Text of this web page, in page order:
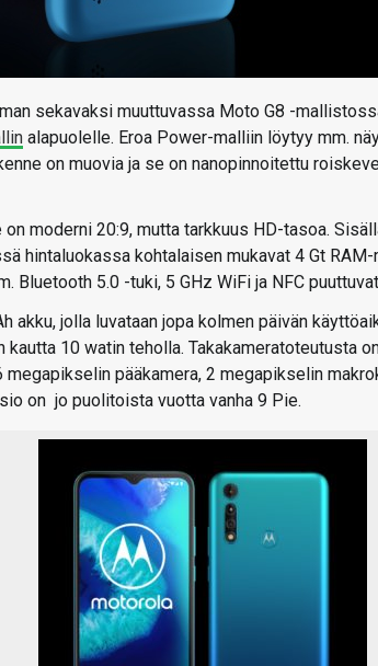
sekavaksi muuttuvassa Moto G8 -
alapuolelle. Eroa Power-malliin löytyy mm.
on muovia ja se on nanopinnoitettu
moderni 20:9, mutta tarkkuus HD-tasoa.
hintaluokassa kohtalaisen mukavat 4 Gt
Bluetooth 5.0 -tuki, 5 GHz WiFi ja NFC
akku, jolla luvataan jopa kolmen päivän
10 watin teholla. Takakameratoteutusta
pääkamera, 2 megapikselin
on jo puolitoista vuotta vanha 9 Pie.